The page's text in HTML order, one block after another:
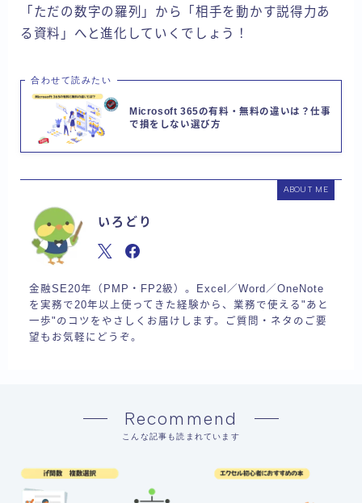
「ただの数字の羅列」から「相手を動かす説得力あ
る資料」へと進化していくでしょう！
合わせて読みたい
Microsoft 365の有料・無料の違いは？仕事
で損をしない選び方
ABOUT ME
いろどり
金融SE20年（PMP・FP2級）。Excel／Word／OneNote
を実務で20年以上使ってきた経験から、業務で使える"あと
一歩"のコツをやさしくお届けします。ご質問・ネタのご要
望もお気軽にどうぞ。
Recommend
こんな記事も読まれています